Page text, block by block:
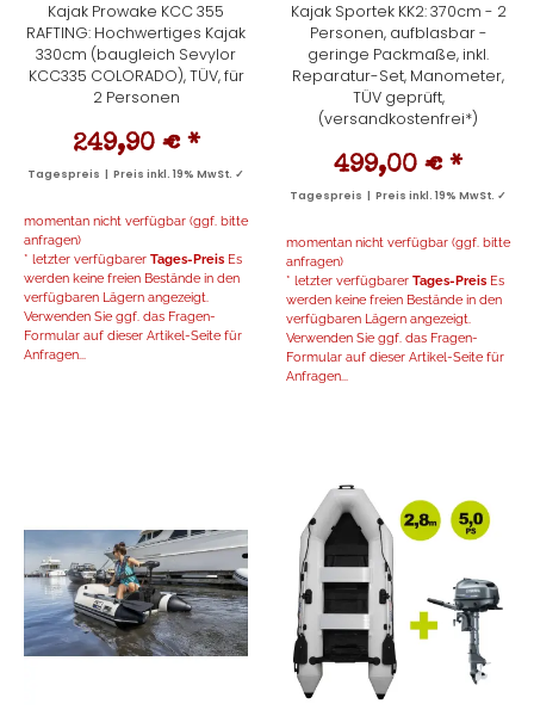
Kajak Prowake KCC 355
RAFTING: Hochwertiges Kajak
330cm (baugleich Sevylor
KCC335 COLORADO), TÜV, für
2 Personen
249,90 € *
Tagespreis | Preis inkl. 19% MwSt. ✓
momentan nicht verfügbar (ggf. bitte
anfragen)
* letzter verfügbarer Tages-Preis Es
werden keine freien Bestände in den
verfügbaren Lägern angezeigt.
Verwenden Sie ggf. das Fragen-
Formular auf dieser Artikel-Seite für
Anfragen...
Kajak Sportek KK2: 370cm - 2
Personen, aufblasbar -
geringe Packmaße, inkl.
Reparatur-Set, Manometer,
TÜV geprüft,
(versandkostenfrei*)
499,00 € *
Tagespreis | Preis inkl. 19% MwSt. ✓
momentan nicht verfügbar (ggf. bitte
anfragen)
* letzter verfügbarer Tages-Preis Es
werden keine freien Bestände in den
verfügbaren Lägern angezeigt.
Verwenden Sie ggf. das Fragen-
Formular auf dieser Artikel-Seite für
Anfragen...